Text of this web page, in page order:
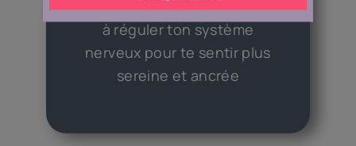
à réguler ton système
nerveux pour te sentir plus
sereine et ancrée